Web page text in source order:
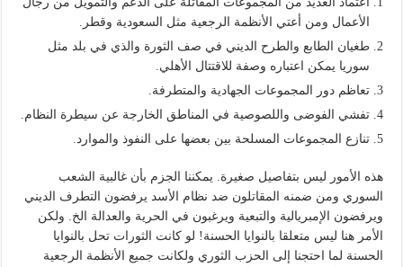
الأعمال ومن أعتي الأنظمة الرجعية مثل السعودية وقطر.
طغيان الطابع والطرح الديني في صف الثورة والذي في بلد مثل
سوريا يمكن اعتباره وصفة للاقتتال الأهلي.
تعاظم دور المجموعات الجهادية والمتطرفة.
تفشي الفوضى واللصوصية في المناطق الخارجة عن سيطرة النظام.
تنازع المجموعات المسلحة بين بعضها على النفوذ والموارد.
هذه الأمور ليس بتفاصيل صغيرة. يمكننا الجزم بأن غالبية الشعب
السوري ومن ضمنه المقاتلون ضد نظام الأسد يرفضون التطرف الديني
ويرفضون الإمبريالية والتبعية ويرغبون في الحرية والعدالة الخ. ولكن
الأمر هنا ليس متعلقا بالنوايا الحسنة! لو كانت الثورات تحل بالنوايا
الحسنة لما احتجنا إلى الحزب الثوري ولكانت جميع الأنظمة الرجعية